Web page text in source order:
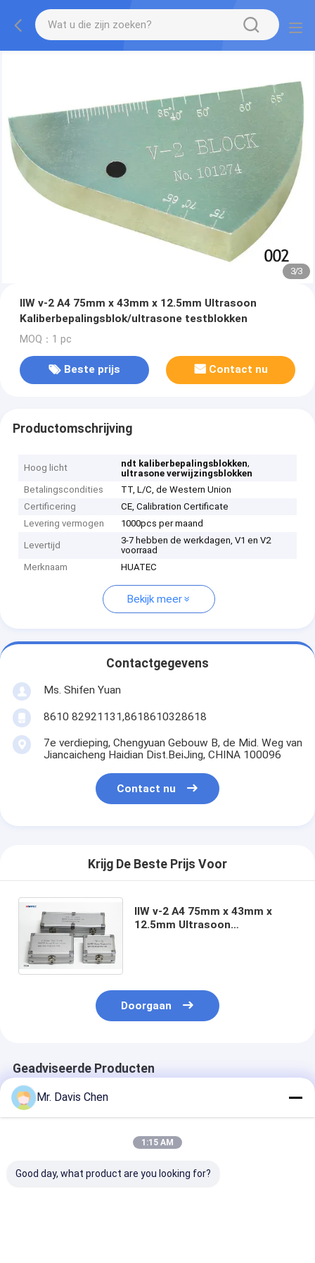
1/3
IIW v-2 A4 75mm x 43mm x 12.5mm Ultrasoon
Kaliberbepalingsblok/ultrasone testblokken
MOQ：1 pc
Beste prijs Contact nu
Productomschrijving
Hoog licht ndt kaliberbepalingsblokken,
ultrasone verwijzingsblokken
Betalingscondities
TT, L/C, de Western Union
Certificering
CE, Calibration Certificate
Levering vermogen
1000pcs per maand
Levertijd
3-7 hebben de werkdagen, V1 en V2
voorraad
Merknaam
HUATEC
Bekijk meer
Contactgegevens
Ms. Shifen Yuan
8610 82921131,8618610328618
7e verdieping, Chengyuan Gebouw B, de Mid. Weg van
Jiancaicheng Haidian Dist.BeiJing, CHINA 100096
Contact nu
Krijg De Beste Prijs Voor
IIW v-2 A4 75mm x 43mm x
12.5mm Ultrasoon
Doorgaan
Geadviseerde Producten
Mr. Davis Chen
1:15 AM
Good day, what product are you looking for?